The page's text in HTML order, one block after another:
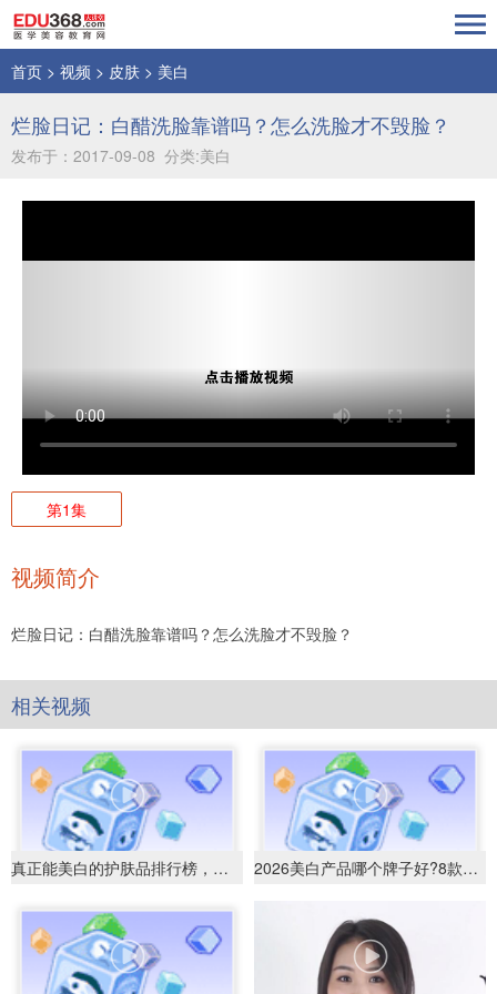
首页 > 视频 > 皮肤 > 美白
烂脸日记：白醋洗脸靠谱吗？怎么洗脸才不毁脸？
发布于：2017-09-08 分类:美白
第1集
视频简介
烂脸日记：白醋洗脸靠谱吗？怎么洗脸才不毁脸？
相关视频
真正能美白的护肤品排行榜，科学淡斑提亮肤色 2026美白产品哪个牌子好?8款美白护肤品推